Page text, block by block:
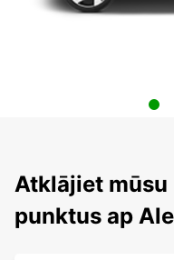
Atklājiet mūsu
punktus ap